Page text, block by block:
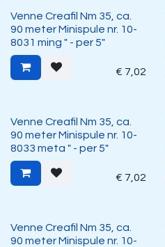
Venne Creafil Nm 35, ca.
90 meter Minispule nr. 10-
8031 ming " - per 5"
€ 7,02
Venne Creafil Nm 35, ca.
90 meter Minispule nr. 10-
8033 meta " - per 5"
€ 7,02
Venne Creafil Nm 35, ca.
90 meter Minispule nr. 10-